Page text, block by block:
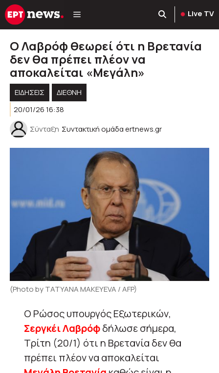
Μετάβαση
σε
Live TV
O Λαβρόφ θεωρεί ότι η Βρετανία
δεν θα πρέπει πλέον να
αποκαλείται «Μεγάλη»
ΕΙΔΗΣΕΙΣ
ΔΙΕΘΝΗ
20/01/26 16:38
Σύνταξη Συντακτική ομάδα ertnews.gr
(Photo by TATYANA MAKEYEVA / AFP)
Ο Ρώσος υπουργός Εξωτερικών,
Σεργκέι Λαβρόφδήλωσε σήμερα,
Τρίτη (20/1) ότι η Βρετανία δεν θα
πρέπει πλέον να αποκαλείται